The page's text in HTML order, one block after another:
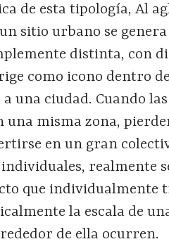
de esta tipología, Al
sitio urbano se
distinta, con
como icono dentro
una ciudad. Cuando las
misma zona,
en un gran
realmente
que individualmente
la escala de
de ella ocurren.